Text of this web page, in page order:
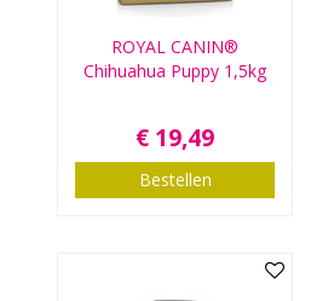
ROYAL CANIN®
Chihuahua Puppy 1,5kg
€ 19,49
Bestellen